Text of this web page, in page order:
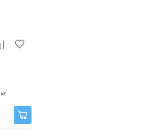
кг